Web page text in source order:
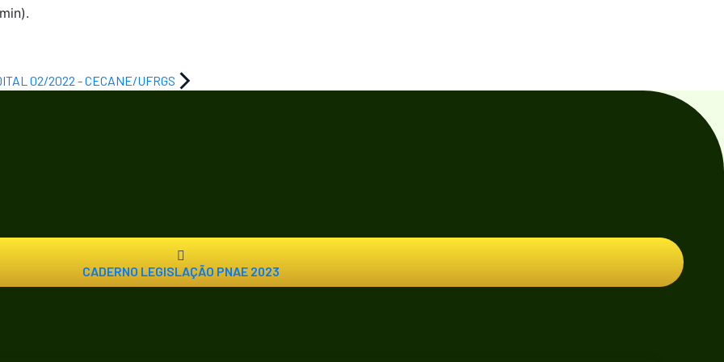
02/2022 - CECANE/UFRGS
CADERNO LEGISLAÇÃO PNAE 2023